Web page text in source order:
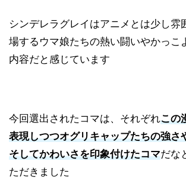
シンデレラグレイはアニメとは少し雰
場するウマ娘たちの熱い闘いやかっこ
内容だと感じています
今回選出されたコマは、それぞれこの
表現しつつオグリキャップたちの強さ
そしてかわいさを印象付けたコマだな
ただきました